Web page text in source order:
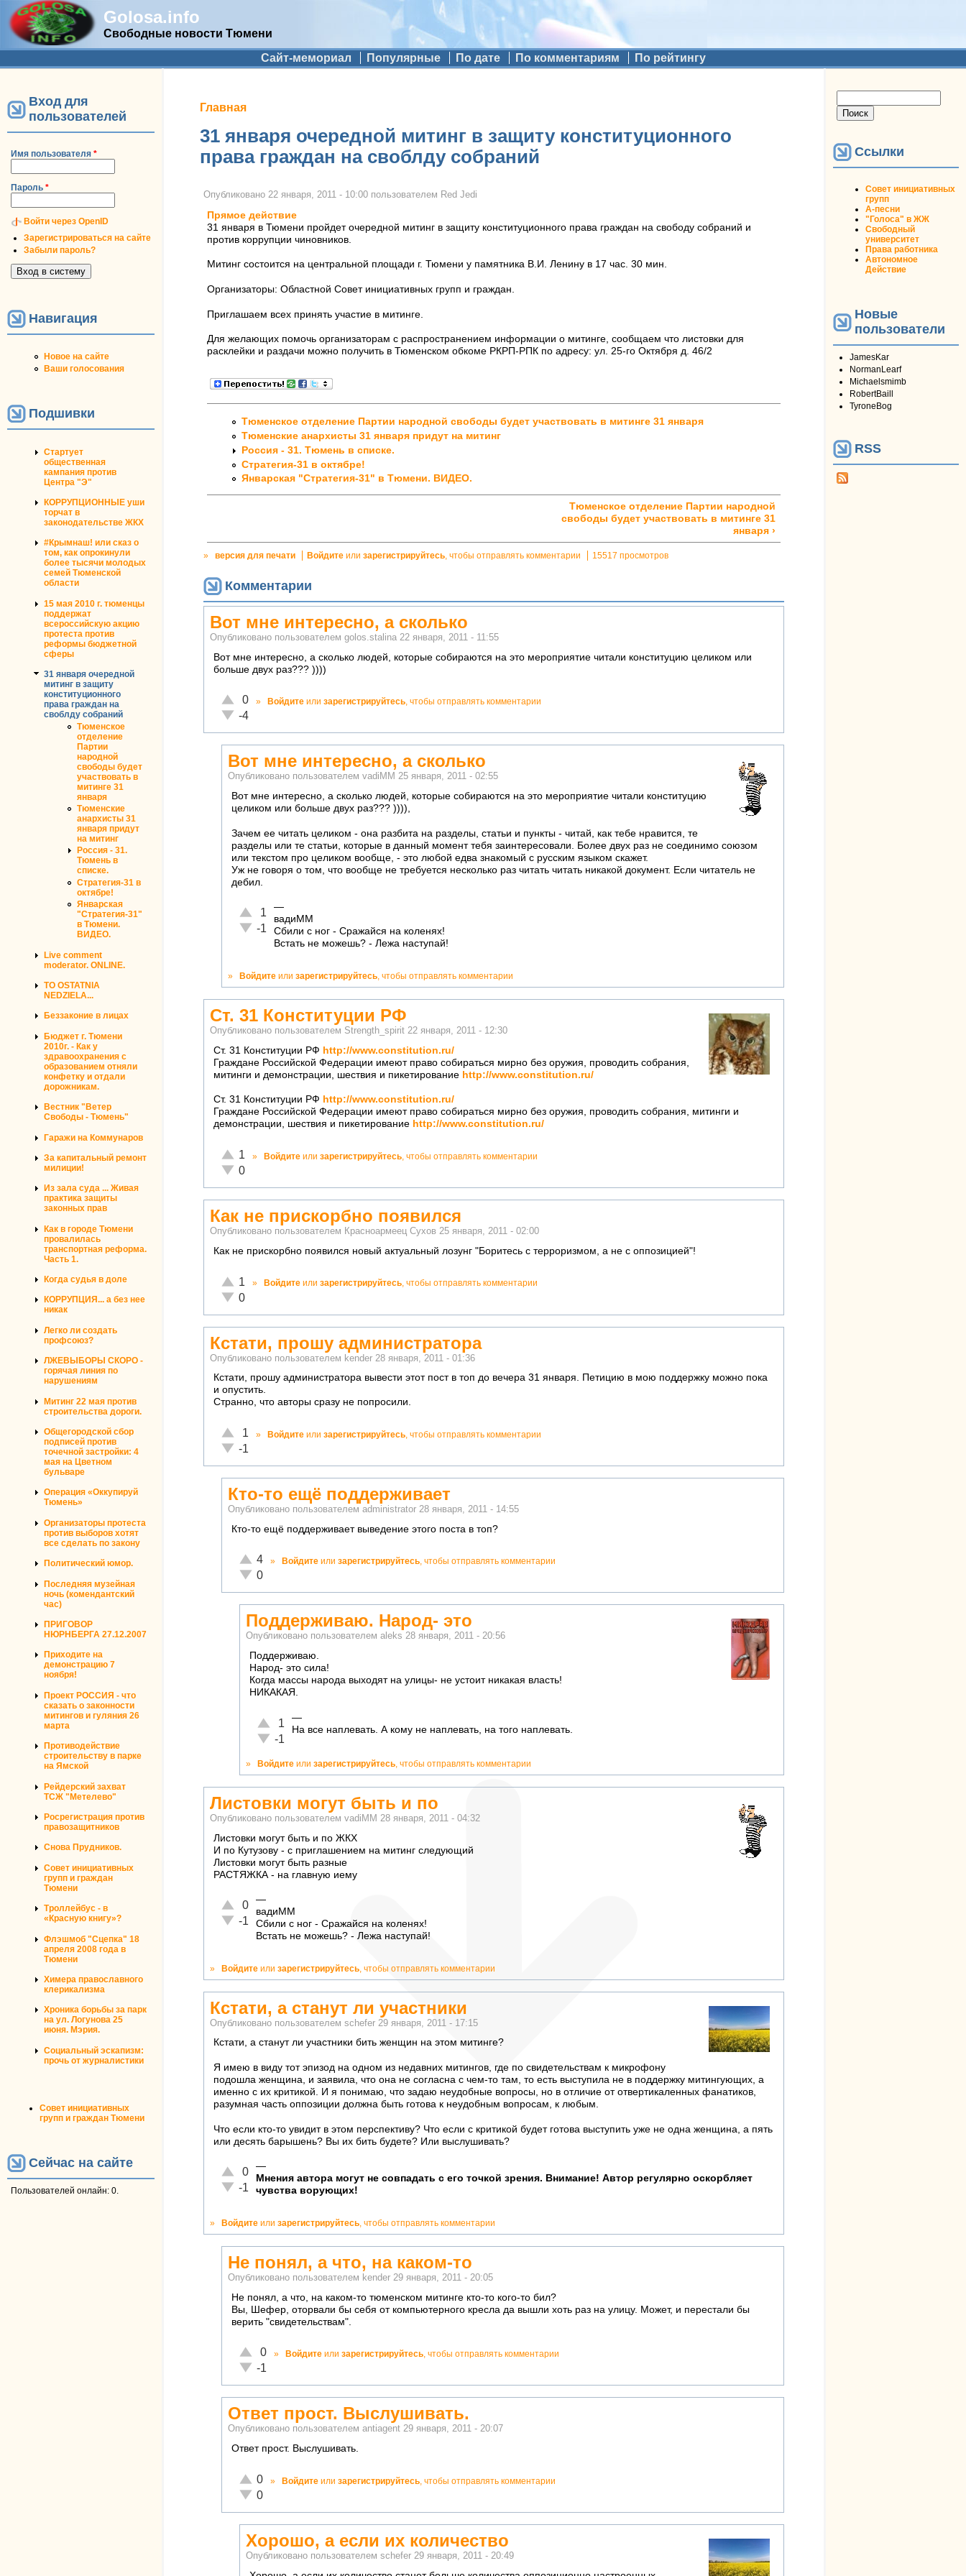
Golosa.info
Свободные новости Тюмени
Дополнительное меню Сайт-мемориал Популярные По дате По комментариям По рейтингу
Вход для
пользователей
Имя пользователя *
Пароль *
Войти через OpenID
Зарегистрироваться на сайте
Забыли пароль?
Навигация
Новое на сайте
Ваши голосования
Подшивки
Стартует
общественная
кампания против
Центра "Э"
КОРРУПЦИОННЫЕ уши
торчат в
законодательстве ЖКХ
#Крымнаш! или сказ о
том, как опрокинули
более тысячи молодых
семей Тюменской
области
15 мая 2010 г. тюменцы
поддержат
всероссийскую акцию
протеста против
реформы бюджетной
сферы
31 января очередной
митинг в защиту
конституционного
права граждан на
своблду собраний
Тюменское
отделение
Партии
народной
свободы будет
участвовать в
митинге 31
января
Тюменские
анархисты 31
января придут
на митинг
Россия - 31.
Тюмень в
списке.
Стратегия-31 в
октябре!
Январская
"Стратегия-31"
в Тюмени.
ВИДЕО.
Live comment
moderator. ONLINE.
TO OSTATNIA
NEDZIELA...
Беззаконие в лицах
Бюджет г. Тюмени
2010г. - Как у
здравоохранения с
образованием отняли
конфетку и отдали
дорожникам.
Вестник "Ветер
Свободы - Тюмень"
Гаражи на Коммунаров
За капитальный ремонт
милиции!
Из зала суда ... Живая
практика защиты
законных прав
Как в городе Тюмени
провалилась
транспортная реформа.
Часть 1.
Когда судья в доле
КОРРУПЦИЯ... а без нее
никак
Легко ли создать
профсоюз?
ЛЖЕВЫБОРЫ СКОРО -
горячая линия по
нарушениям
Митинг 22 мая против
строительства дороги.
Общегородской сбор
подписей против
точечной застройки: 4
мая на Цветном
бульваре
Операция «Оккупируй
Тюмень»
Организаторы протеста
против выборов хотят
все сделать по закону
Политический юмор.
Последняя музейная
ночь (комендантский
час)
ПРИГОВОР
НЮРНБЕРГА 27.12.2007
Приходите на
демонстрацию 7
ноября!
Проект РОССИЯ - что
сказать о законности
митингов и гуляния 26
марта
Противодействие
строительству в парке
на Ямской
Рейдерский захват
ТСЖ "Метелево"
Росрегистрация против
правозащитников
Снова Прудников.
Совет инициативных
групп и граждан
Тюмени
Троллейбус - в
«Красную книгу»?
Флэшмоб "Сцепка" 18
апреля 2008 года в
Тюмени
Химера православного
клерикализма
Хроника борьбы за парк
на ул. Логунова 25
июня. Мэрия.
Социальный эскапизм:
прочь от журналистики
Совет инициативных
групп и граждан Тюмени
Сейчас на сайте
Пользователей онлайн: 0.
Вы здесь
Главная
31 января очередной митинг в защиту конституционного
права граждан на своблду собраний
Опубликовано 22 января, 2011 - 10:00 пользователем Red Jedi
Прямое действие
31 января в Тюмени пройдет очередной митинг в защиту конституционного права граждан на свободу собраний и
против коррупции чиновников.
Митинг состоится на центральной площади г. Тюмени у памятника В.И. Ленину в 17 час. 30 мин.
Организаторы: Областной Совет инициативных групп и граждан.
Приглашаем всех принять участие в митинге.
Для желающих помочь организаторам с распространением информации о митинге, сообщаем что листовки для
расклейки и раздачи можно получить в Тюменском обкоме РКРП-РПК по адресу: ул. 25-го Октября д. 46/2
Тюменское отделение Партии народной свободы будет участвовать в митинге 31 января
Тюменские анархисты 31 января придут на митинг
Россия - 31. Тюмень в списке.
Стратегия-31 в октябре!
Январская "Стратегия-31" в Тюмени. ВИДЕО.
Тюменское отделение Партии народной
свободы будет участвовать в митинге 31
января ›
» версия для печати Войдите или зарегистрируйтесь, чтобы отправлять комментарии 15517 просмотров
Комментарии
Вот мне интересно, а сколько
Опубликовано пользователем golos.stalina 22 января, 2011 - 11:55
Вот мне интересно, а сколько людей, которые собираются на это мероприятие читали конституцию целиком или
больше двух раз??? ))))
Отлично!
0
Неадекватно!
-4
» Войдите или зарегистрируйтесь, чтобы отправлять комментарии
Вот мне интересно, а сколько
Опубликовано пользователем vadiMM 25 января, 2011 - 02:55
Вот мне интересно, а сколько людей, которые собираются на это мероприятие читали конституцию
целиком или больше двух раз??? )))),
Зачем ее читать целиком - она разбита на разделы, статьи и пункты - читай, как тебе нравится, те
разделы или те статьи, которые в данный момент тебя заинтересовали. Более двух раз не соединимо союзом
или текстом про целиком вообще, - это любой едва знакомый с русским языком скажет.
Уж не говоря о том, что вообще не требуется несколько раз читать читать никакой документ. Если читатель не
дебил.
Отлично!
1
Неадекватно!
-1
—
вадиММ
Сбили с ног - Сражайся на коленях!
Встать не можешь? - Лежа наступай!
» Войдите или зарегистрируйтесь, чтобы отправлять комментарии
Ст. 31 Конституции РФ
Опубликовано пользователем Strength_spirit 22 января, 2011 - 12:30
Ст. 31 Конституции РФ http://www.constitution.ru/
Граждане Российской Федерации имеют право собираться мирно без оружия, проводить собрания,
митинги и демонстрации, шествия и пикетирование http://www.constitution.ru/
Ст. 31 Конституции РФ http://www.constitution.ru/
Граждане Российской Федерации имеют право собираться мирно без оружия, проводить собрания, митинги и
демонстрации, шествия и пикетирование http://www.constitution.ru/
Отлично!
1
Неадекватно!
0
» Войдите или зарегистрируйтесь, чтобы отправлять комментарии
Как не прискорбно появился
Опубликовано пользователем Красноармеец Сухов 25 января, 2011 - 02:00
Как не прискорбно появился новый актуальный лозунг "Боритесь с терроризмом, а не с оппозицией"!
Отлично!
1
Неадекватно!
0
» Войдите или зарегистрируйтесь, чтобы отправлять комментарии
Кстати, прошу администратора
Опубликовано пользователем kender 28 января, 2011 - 01:36
Кстати, прошу администратора вывести этот пост в топ до вечера 31 января. Петицию в мою поддержку можно пока
и опустить.
Странно, что авторы сразу не попросили.
Отлично!
1
Неадекватно!
-1
» Войдите или зарегистрируйтесь , чтобы отправлять комментарии
Кто-то ещё поддерживает
Опубликовано пользователем administrator 28 января, 2011 - 14:55
Кто-то ещё поддерживает выведение этого поста в топ?
Отлично!
4
Неадекватно!
0
» Войдите или зарегистрируйтесь, чтобы отправлять комментарии
Поддерживаю. Народ- это
Опубликовано пользователем aleks 28 января, 2011 - 20:56
Поддерживаю.
Народ- это сила!
Когда массы народа выходят на улицы- не устоит никакая власть!
НИКАКАЯ.
Отлично!
1
Неадекватно!
-1
—
На все наплевать. А кому не наплевать, на того наплевать.
» Войдите или зарегистрируйтесь , чтобы отправлять комментарии
Листовки могут быть и по
Опубликовано пользователем vadiMM 28 января, 2011 - 04:32
Листовки могут быть и по ЖКХ
И по Кутузову - с приглашением на митинг следующий
Листовки могут быть разные
РАСТЯЖКА - на главную иему
Отлично!
0
Неадекватно!
-1
—
вадиММ
Сбили с ног - Сражайся на коленях!
Встать не можешь? - Лежа наступай!
» Войдите или зарегистрируйтесь , чтобы отправлять комментарии
Кстати, а станут ли участники
Опубликовано пользователем schefer 29 января, 2011 - 17:15
Кстати, а станут ли участники бить женщин на этом митинге?
Я имею в виду тот эпизод на одном из недавних митингов, где по свидетельствам к микрофону
подошла женщина, и заявила, что она не согласна с чем-то там, то есть выступила не в поддержку митингующих, а
именно с их критикой. И я понимаю, что задаю неудобные вопросы, но в отличие от отвертикаленных фанатиков,
разумная часть оппозиции должна быть готова к неудобным вопросам, к любым.
Что если кто-то увидит в этом перспективу? Что если с критикой будет готова выступить уже не одна женщина, а пять
или десять барышень? Вы их бить будете? Или выслушивать?
Отлично!
0
Неадекватно!
-1
—
Мнения автора могут не совпадать с его точкой зрения. Внимание! Автор регулярно оскорбляет
чувства ворующих!
» Войдите или зарегистрируйтесь, чтобы отправлять комментарии
Не понял, а что, на каком-то
Опубликовано пользователем kender 29 января, 2011 - 20:05
Не понял, а что, на каком-то тюменском митинге кто-то кого-то бил?
Вы, Шефер, оторвали бы себя от компьютерного кресла да вышли хоть раз на улицу. Может, и перестали бы
верить "свидетельствам".
Отлично!
0
Неадекватно!
-1
» Войдите или зарегистрируйтесь, чтобы отправлять комментарии
Ответ прост. Выслушивать.
Опубликовано пользователем antiagent 29 января, 2011 - 20:07
Ответ прост. Выслушивать.
Отлично!
0
Неадекватно!
0
» Войдите или зарегистрируйтесь , чтобы отправлять комментарии
Хорошо, а если их количество
Опубликовано пользователем schefer 29 января, 2011 - 20:49
Ссылки
Совет инициативных
групп
А-песни
"Голоса" в ЖЖ
Свободный
университет
Права работника
Автономное
Действие
Новые
пользователи
JamesKar
NormanLearf
Michaelsmimb
RobertBaill
TyroneBog
RSS